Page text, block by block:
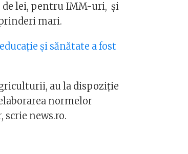
de lei, pentru IMM-uri, şi
mari.
și sănătate a fost
au la dispoziţie
normelor
scrie news.ro.